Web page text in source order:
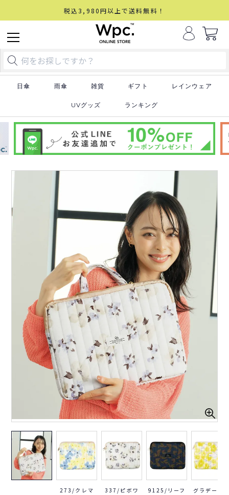
税込3,980円以上で送料無料！
日傘 雨傘 雑貨 ギフト レインウェア
UVグッズ ランキング
273/クレマ
337/ピボワ
9125/リーフ
グラデーシ